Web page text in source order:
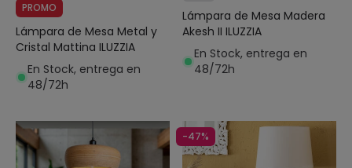
PROMO
Lámpara de Mesa Metal y
Cristal Mattina ILUZZIA
En Stock, entrega en
48/72h
Lámpara de Mesa Madera
Akesh II ILUZZIA
En Stock, entrega en
48/72h
-47%